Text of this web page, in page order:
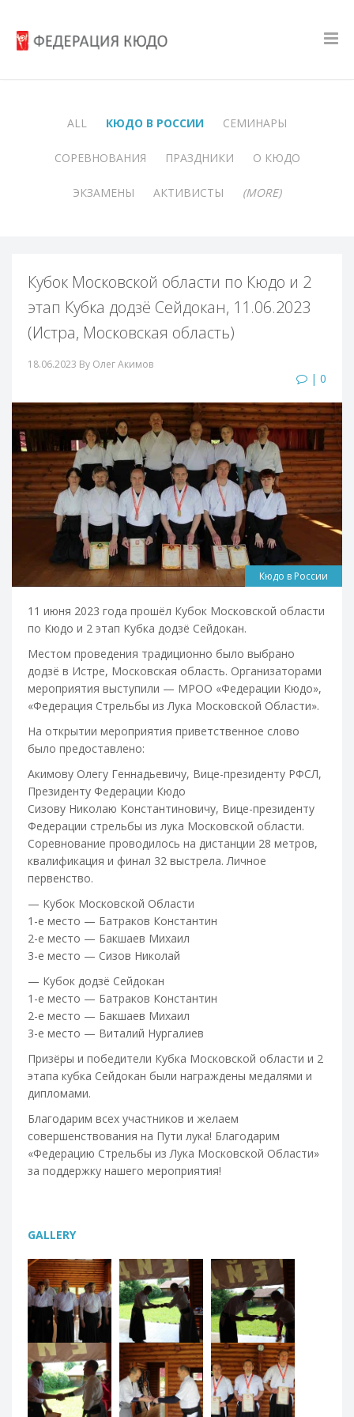
ALL КЮДО В РОССИИ СЕМИНАРЫ
СОРЕВНОВАНИЯ ПРАЗДНИКИ О КЮДО
ЭКЗАМЕНЫ АКТИВИСТЫ (MORE)
Кубок Московской области по Кюдо и 2
этап Кубка додзё Сейдокан, 11.06.2023
(Истра, Московская область)
18.06.2023 By Олег Акимов
| 0
Кюдо в России
11 июня 2023 года прошёл Кубок Московской области
по Кюдо и 2 этап Кубка додзё Сейдокан.
Местом проведения традиционно было выбрано
додзё в Истре, Московская область. Организаторами
мероприятия выступили — МРОО «Федерации Кюдо»,
«Федерация Стрельбы из Лука Московской Области».
На открытии мероприятия приветственное слово
было предоставлено:
Акимову Олегу Геннадьевичу, Вице-президенту РФСЛ,
Президенту Федерации Кюдо
Сизову Николаю Константиновичу, Вице-президенту
Федерации стрельбы из лука Московской области.
Соревнование проводилось на дистанции 28 метров,
квалификация и финал 32 выстрела. Личное
первенство.
— Кубок Московской Области
1-е место — Батраков Константин
2-е место — Бакшаев Михаил
3-е место — Сизов Николай
— Кубок додзё Сейдокан
1-е место — Батраков Константин
2-е место — Бакшаев Михаил
3-е место — Виталий Нургалиев
Призёры и победители Кубка Московской области и 2
этапа кубка Сейдокан были награждены медалями и
дипломами.
Благодарим всех участников и желаем
совершенствования на Пути лука! Благодарим
«Федерацию Стрельбы из Лука Московской Области»
за поддержку нашего мероприятия!
GALLERY